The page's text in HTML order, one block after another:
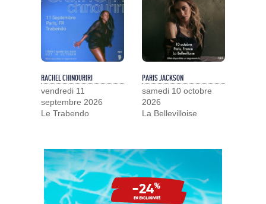
RACHEL CHINOURIRI
vendredi 11
septembre 2026
Le Trabendo
PARIS JACKSON
samedi 10 octobre
2026
La Bellevilloise